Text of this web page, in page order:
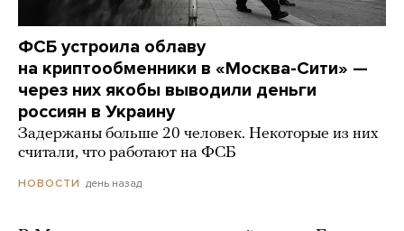
ФСБ устроила облаву
на криптообменники в «Москва-Сити» —
через них якобы выводили деньги
россиян в Украину
Задержаны больше 20 человек. Некоторые из них
считали, что работают на ФСБ
НОВОСТИ день назад